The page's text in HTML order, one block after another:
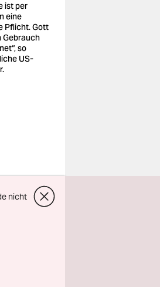
ist per
eine
Pflicht. Gott
Gebrauch
so
US-
nicht